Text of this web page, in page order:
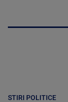
STIRI POLITICE